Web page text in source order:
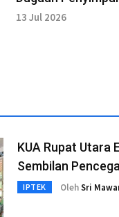
Dana Desa Darul
13 Jul 2026
KUA Rupat Utara
Sembilan
IPTEK OlehSri